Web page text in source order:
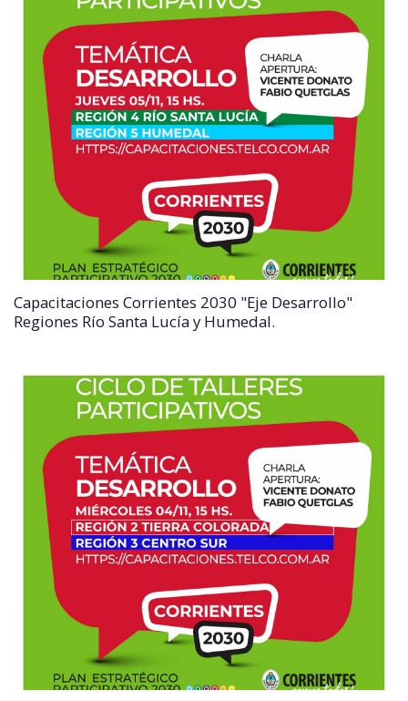
Capacitaciones Corrientes 2030 "Eje Desarrollo"
Regiones Río Santa Lucía y Humedal.